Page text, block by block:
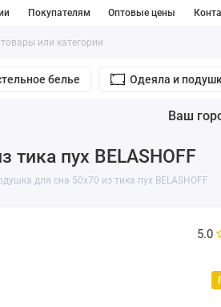
Покупателям Оптовые цены
белье Одеяла и
Ваш
тика пух BELASHOFF
для сна 50х70 из тика пух BELASHOFF
5.0